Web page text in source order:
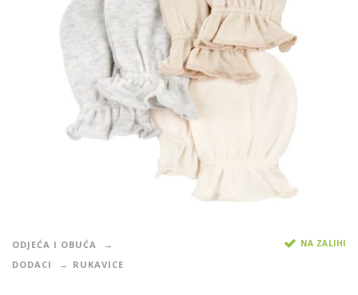
ODJEĆA I OBUĆA
DODACI
RUKAVICE
NA ZALIHI